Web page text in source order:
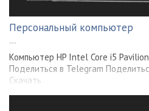
Персональный компьютер
---
Компьютер HP Intel Core i5
Поделиться в Telegram
Скачать